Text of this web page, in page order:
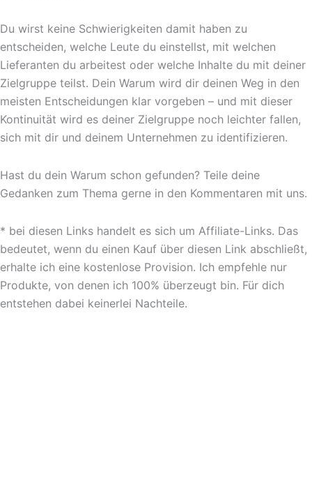
Du wirst keine Schwierigkeiten damit haben zu
entscheiden, welche Leute du einstellst, mit welchen
Lieferanten du arbeitest oder welche Inhalte du mit deiner
Zielgruppe teilst. Dein Warum wird dir deinen Weg in den
meisten Entscheidungen klar vorgeben – und mit dieser
Kontinuität wird es deiner Zielgruppe noch leichter fallen,
sich mit dir und deinem Unternehmen zu identifizieren.
Hast du dein Warum schon gefunden? Teile deine
Gedanken zum Thema gerne in den Kommentaren mit uns.
* bei diesen Links handelt es sich um Affiliate-Links. Das
bedeutet, wenn du einen Kauf über diesen Link abschließt,
erhalte ich eine kostenlose Provision. Ich empfehle nur
Produkte, von denen ich 100% überzeugt bin. Für dich
entstehen dabei keinerlei Nachteile.